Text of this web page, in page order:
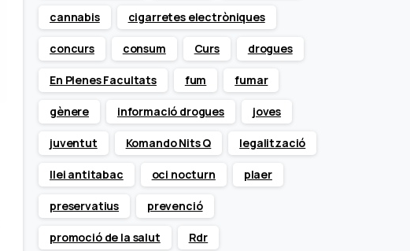
cannabis cigarretes electròniques
concurs consum Curs drogues
En Plenes Facultats fum fumar
gènere informació drogues joves
juventut Komando Nits Q legalització
llei antitabac oci nocturn plaer
preservatius prevenció
promoció de la salut Rdr